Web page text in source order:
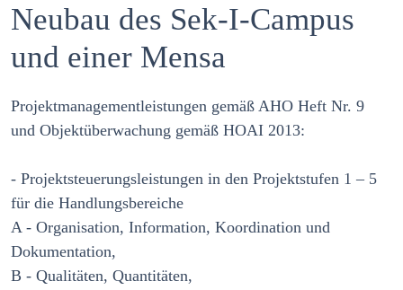
Neubau des Sek-I-Campus
und einer Mensa
Projektmanagementleistungen gemäß AHO Heft Nr. 9
und Objektüberwachung gemäß HOAI 2013:
- Projektsteuerungsleistungen in den Projektstufen 1 – 5
für die Handlungsbereiche
A - Organisation, Information, Koordination und
Dokumentation,
B - Qualitäten, Quantitäten,